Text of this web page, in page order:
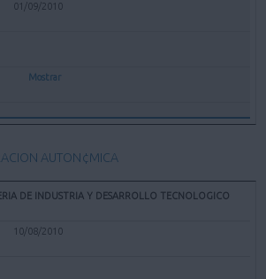
01/09/2010
Mostrar
AUTON¢MICA
DE INDUSTRIA Y DESARROLLO TECNOLOGICO
10/08/2010